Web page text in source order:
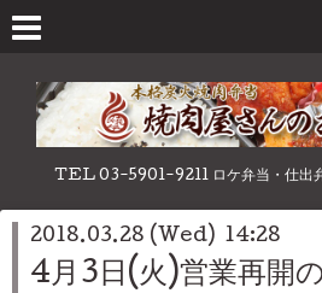
TEL 03-5901-9211 ロケ弁当・仕出弁
2018.03.28 (Wed) 14:28
4月3日(火)営業再開